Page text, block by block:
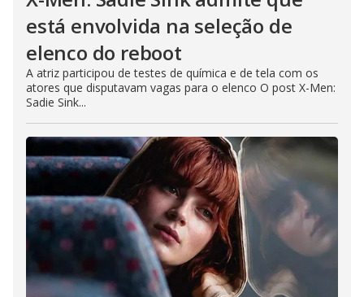
está envolvida na seleção de
elenco do reboot
A atriz participou de testes de química e de tela com os
atores que disputavam vagas para o elenco O post X-Men:
Sadie Sink...